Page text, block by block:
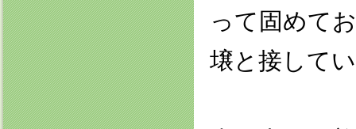
って固めて
壌と接して